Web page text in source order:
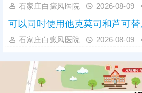
石家庄白癜风医院 2026-08-09
可以同时使用他克莫司和芦可
石家庄白癜风医院 2026-08-09